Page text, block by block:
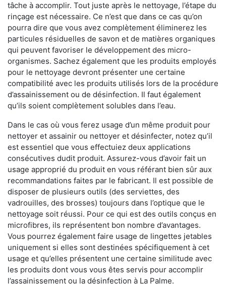
tâche à accomplir. Tout juste après le nettoyage, l’étape du
rinçage est nécessaire. Ce n’est que dans ce cas qu’on
pourra dire que vous avez complètement éliminerez les
particules résiduelles de savon et de matières organiques
qui peuvent favoriser le développement des micro-
organismes. Sachez également que les produits employés
pour le nettoyage devront présenter une certaine
compatibilité avec les produits utilisés lors de la procédure
d’assainissement ou de désinfection. Il faut également
qu’ils soient complètement solubles dans l’eau.
Dans le cas où vous ferez usage d’un même produit pour
nettoyer et assainir ou nettoyer et désinfecter, notez qu’il
est essentiel que vous effectuiez deux applications
consécutives dudit produit. Assurez-vous d’avoir fait un
usage approprié du produit en vous référant bien sûr aux
recommandations faites par le fabricant. Il est possible de
disposer de plusieurs outils (des serviettes, des
vadrouilles, des brosses) toujours dans l’optique que le
nettoyage soit réussi. Pour ce qui est des outils conçus en
microfibres, ils représentent bon nombre d’avantages.
Vous pourrez également faire usage de lingettes jetables
uniquement si elles sont destinées spécifiquement à cet
usage et qu’elles présentent une certaine similitude avec
les produits dont vous vous êtes servis pour accomplir
l’assainissement ou la désinfection à La Palme.